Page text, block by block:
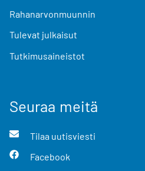
Rahanarvonmuunnin
Tulevat julkaisut
Tutkimusaineistot
Seuraa meitä
Tilaa uutisviesti
Facebook